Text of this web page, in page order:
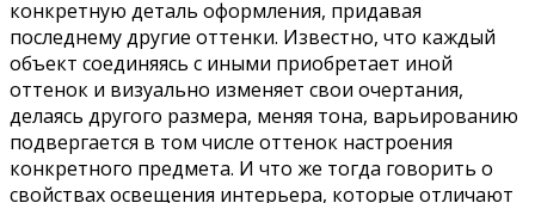
конкретную деталь оформления, придавая
последнему другие оттенки. Известно, что каждый
объект соединяясь с иными приобретает иной
оттенок и визуально изменяет свои очертания,
делаясь другого размера, меняя тона, варьированию
подвергается в том числе оттенок настроения
конкретного предмета. И что же тогда говорить о
свойствах освещения интерьера, которые отличают